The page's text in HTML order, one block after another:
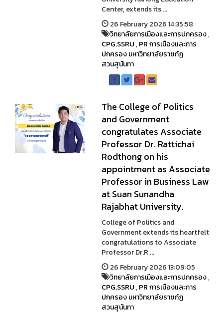
Center, extends its ...
26 February 2026 14:35:58
วิทยาลัยการเมืองและการปกครอง,
CPG.SSRU,PR การเมืองและการ
ปกครอง มหาวิทยาลัยราชภัฏ
สวนสุนันทา
The College of Politics
and Government
congratulates Associate
Professor Dr. Rattichai
Rodthong on his
appointment as Associate
Professor in Business Law
at Suan Sunandha
Rajabhat University.
College of Politics and
Government extends its heartfelt
congratulations to Associate
Professor Dr.R ...
26 February 2026 13:09:05
วิทยาลัยการเมืองและการปกครอง,
CPG.SSRU,PR การเมืองและการ
ปกครอง มหาวิทยาลัยราชภัฏ
สวนสุนันทา